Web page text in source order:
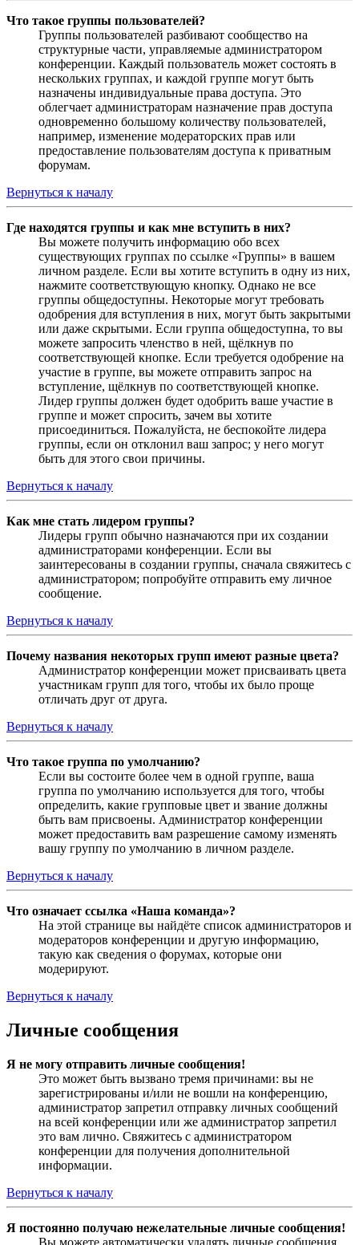
Что такое группы пользователей?
Группы пользователей разбивают сообщество на
структурные части, управляемые администратором
конференции. Каждый пользователь может состоять в
нескольких группах, и каждой группе могут быть
назначены индивидуальные права доступа. Это
облегчает администраторам назначение прав доступа
одновременно большому количеству пользователей,
например, изменение модераторских прав или
предоставление пользователям доступа к приватным
форумам.
Вернуться к началу
Где находятся группы и как мне вступить в них?
Вы можете получить информацию обо всех
существующих группах по ссылке «Группы» в вашем
личном разделе. Если вы хотите вступить в одну из них,
нажмите соответствующую кнопку. Однако не все
группы общедоступны. Некоторые могут требовать
одобрения для вступления в них, могут быть закрытыми
или даже скрытыми. Если группа общедоступна, то вы
можете запросить членство в ней, щёлкнув по
соответствующей кнопке. Если требуется одобрение на
участие в группе, вы можете отправить запрос на
вступление, щёлкнув по соответствующей кнопке.
Лидер группы должен будет одобрить ваше участие в
группе и может спросить, зачем вы хотите
присоединиться. Пожалуйста, не беспокойте лидера
группы, если он отклонил ваш запрос; у него могут
быть для этого свои причины.
Вернуться к началу
Как мне стать лидером группы?
Лидеры групп обычно назначаются при их создании
администраторами конференции. Если вы
заинтересованы в создании группы, сначала свяжитесь с
администратором; попробуйте отправить ему личное
сообщение.
Вернуться к началу
Почему названия некоторых групп имеют разные цвета?
Администратор конференции может присваивать цвета
участникам групп для того, чтобы их было проще
отличать друг от друга.
Вернуться к началу
Что такое группа по умолчанию?
Если вы состоите более чем в одной группе, ваша
группа по умолчанию используется для того, чтобы
определить, какие групповые цвет и звание должны
быть вам присвоены. Администратор конференции
может предоставить вам разрешение самому изменять
вашу группу по умолчанию в личном разделе.
Вернуться к началу
Что означает ссылка «Наша команда»?
На этой странице вы найдёте список администраторов и
модераторов конференции и другую информацию,
такую как сведения о форумах, которые они
модерируют.
Вернуться к началу
Личные сообщения
Я не могу отправить личные сообщения!
Это может быть вызвано тремя причинами: вы не
зарегистрированы и/или не вошли на конференцию,
администратор запретил отправку личных сообщений
на всей конференции или же администратор запретил
это вам лично. Свяжитесь с администратором
конференции для получения дополнительной
информации.
Вернуться к началу
Я постоянно получаю нежелательные личные сообщения!
Вы можете автоматически удалять личные сообщения